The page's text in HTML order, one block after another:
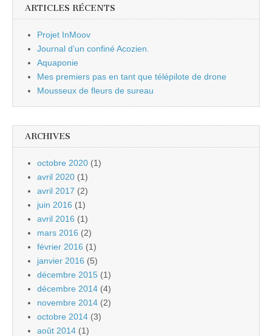
ARTICLES RÉCENTS
Projet InMoov
Journal d’un confiné Acozien.
Aquaponie
Mes premiers pas en tant que télépilote de drone
Mousseux de fleurs de sureau
ARCHIVES
octobre 2020 (1)
avril 2020 (1)
avril 2017 (2)
juin 2016 (1)
avril 2016 (1)
mars 2016 (2)
février 2016 (1)
janvier 2016 (5)
décembre 2015 (1)
décembre 2014 (4)
novembre 2014 (2)
octobre 2014 (3)
août 2014 (1)